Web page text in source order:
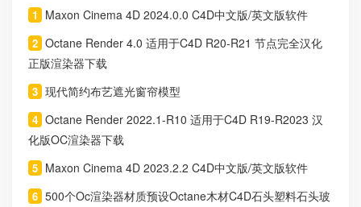
1 Maxon Cinema 4D 2024.0.0 C4D中文版/英文版软件
2 Octane Render 4.0 适用于C4D R20-R21 节点完全汉化
正版渲染器下载
3 现代简约布艺遮光窗帘模型
4 Octane Render 2022.1-R10 适用于C4D R19-R2023 汉
化版OC渲染器下载
5 Maxon Cinema 4D 2023.2.2 C4D中文版/英文版软件
6 500个Oc渲染器材质预设Octane木材C4D石头塑料石头玻